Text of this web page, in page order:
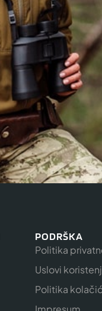
PODRŠKA
Politika
Uslovi
Politika